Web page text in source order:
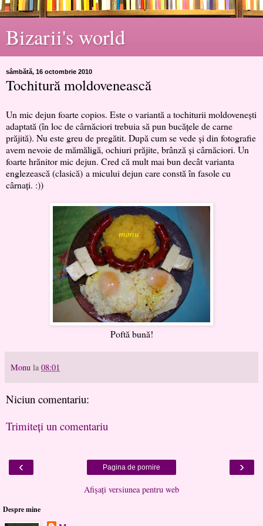
Bizarii's world
sâmbătă, 16 octombrie 2010
Tochitură moldovenească
Un mic dejun foarte copios. Este o variantă a tochiturii moldoveneşti
adaptată (în loc de cârnăciori trebuia să pun bucăţele de carne
prăjită). Nu este greu de pregătit. După cum se vede şi din fotografie
avem nevoie de mămăligă, ochiuri prăjite, brânză şi cârnăciori. Un
foarte hrănitor mic dejun. Cred că mult mai bun decât varianta
englezească (clasică) a micului dejun care constă în fasole cu
cârnaţi. :))
Poftă bună!
Monu la 08:01
Niciun comentariu:
Trimiteți un comentariu
‹ ›
Pagina de pornire
Afișați versiunea pentru web
Despre mine